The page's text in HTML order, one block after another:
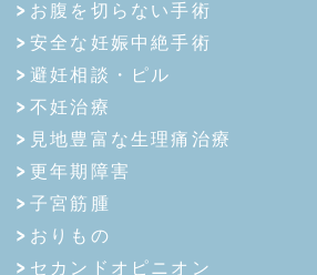
お腹を切らない手術
安全な妊娠中絶手術
避妊相談・ピル
不妊治療
見地豊富な生理痛治療
更年期障害
子宮筋腫
おりもの
セカンドオピニオン